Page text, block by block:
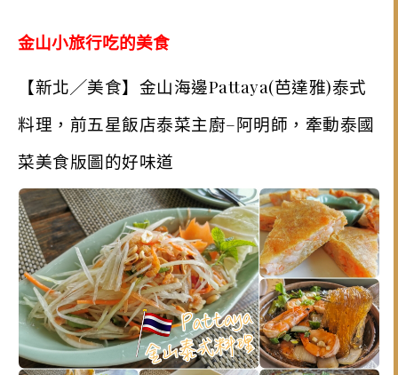
金山小旅行吃的美食
【新北╱美食】金山海邊Pattaya(芭達雅)泰式
料理，前五星飯店泰菜主廚–阿明師，牽動泰國
菜美食版圖的好味道